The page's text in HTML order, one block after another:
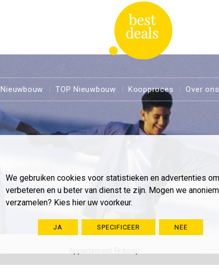
We gebruiken cookies voor statistieken en advertenties
verbeteren en u beter van dienst te zijn. Mogen we
verzamelen? Kies hier uw voorkeur.
JA SPECIFICEER NEE
Nieuwbouw TOP Nieuwbouw Koopproces Over ons